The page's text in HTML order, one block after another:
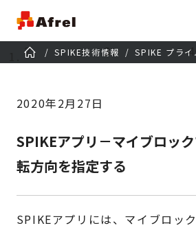
SPIKE技術情報 SPIKE プライ
2020年2月27日
SPIKEアプリ－マイブロッ
転方向を指定する
SPIKEアプリには、マイブロッ